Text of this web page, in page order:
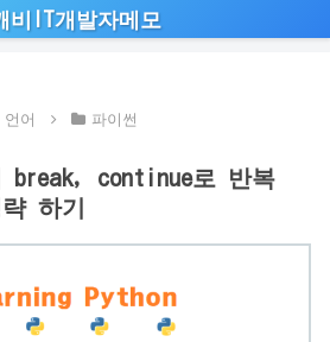
비IT개발자메모
어 파이썬
break, continue로 반복
하기